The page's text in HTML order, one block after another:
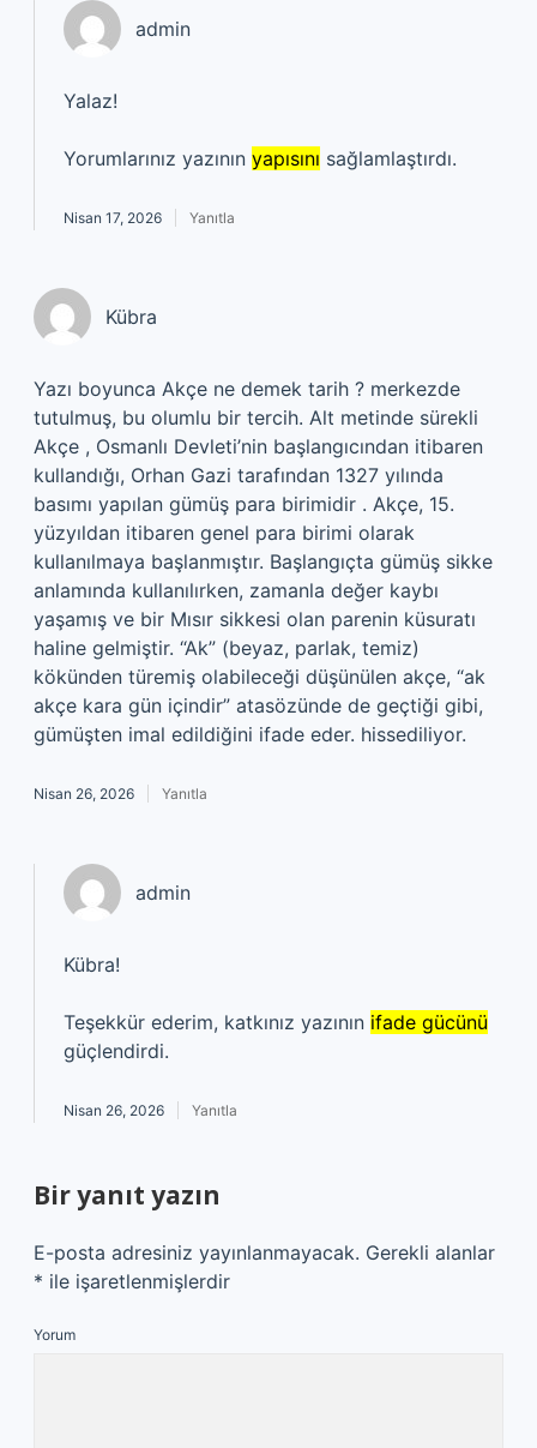
admin
Yalaz!
Yorumlarınız yazının yapısını sağlamlaştırdı.
Nisan 17, 2026 Yanıtla
Kübra
Yazı boyunca Akçe ne demek tarih ? merkezde
tutulmuş, bu olumlu bir tercih. Alt metinde sürekli
Akçe , Osmanlı Devleti’nin başlangıcından itibaren
kullandığı, Orhan Gazi tarafından 1327 yılında
basımı yapılan gümüş para birimidir . Akçe, 15.
yüzyıldan itibaren genel para birimi olarak
kullanılmaya başlanmıştır. Başlangıçta gümüş sikke
anlamında kullanılırken, zamanla değer kaybı
yaşamış ve bir Mısır sikkesi olan parenin küsuratı
haline gelmiştir. “Ak” (beyaz, parlak, temiz)
kökünden türemiş olabileceği düşünülen akçe, “ak
akçe kara gün içindir” atasözünde de geçtiği gibi,
gümüşten imal edildiğini ifade eder. hissediliyor.
Nisan 26, 2026 Yanıtla
admin
Kübra!
Teşekkür ederim, katkınız yazının ifade gücünü
güçlendirdi.
Nisan 26, 2026 Yanıtla
Bir yanıt yazın
E-posta adresiniz yayınlanmayacak. Gerekli alanlar
* ile işaretlenmişlerdir
Yorum